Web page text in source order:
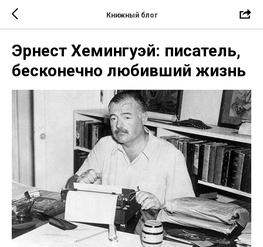
Книжный блог
Эрнест Хемингуэй: писатель,
бесконечно любивший жизнь